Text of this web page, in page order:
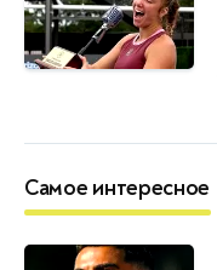
Самое интересное